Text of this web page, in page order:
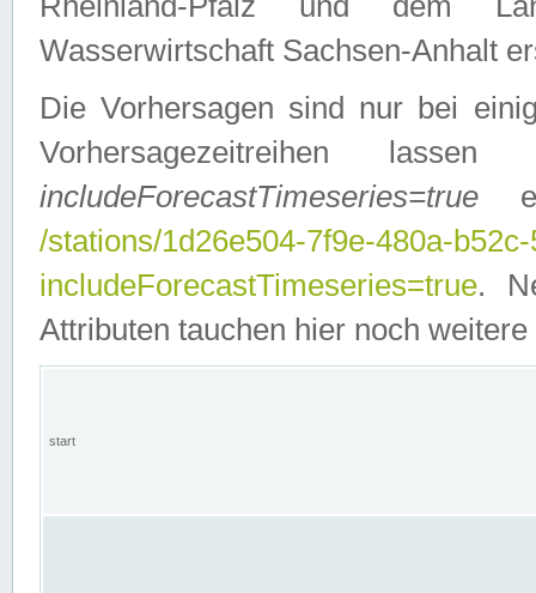
Wasserwirtschaft Sachsen-Anhalt
Die Vorhersagen sind nur bei
Vorhersagezeitreihen
includeForecastTimeseries=true
/stations/1d26e504-7f9e-480a-
includeForecastTimeseries=true.
Attributen tauchen hier noch weitere
start